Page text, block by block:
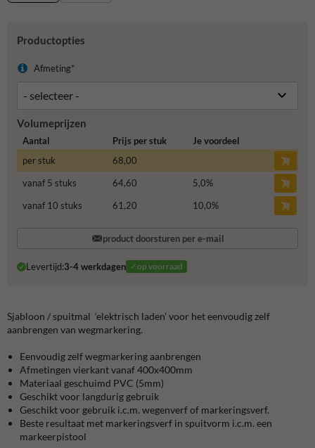
Productopties
Afmeting*
Volumeprijzen
Aantal Prijs per stuk
Je voordeel
per stuk
68,00
vanaf 5 stuks
64,60 5,0%
vanaf 10 stuks
61,20 10,0%
product doorsturen per e-mail
Levertijd:3-4 werkdagen ✓op voorraad
Sjabloon / spuitmal ‘elektrisch laden’ voor het eenvoudig zelf
aanbrengen van wegmarkering.
Eenvoudig zelf wegmarkering aanbrengen
Afmetingen vierkant vanaf 400x400mm
Materiaal geschuimd PVC (5mm)
Geschikt voor langdurig gebruik
Geschikt voor gebruik i.c.m. wegenverf of markeringsverf.
Beste resultaat met markeringsverf in spuitvorm i.c.m. een
markeerpistool